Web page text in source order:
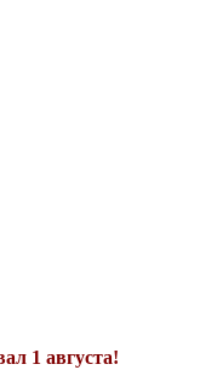
1 августа!